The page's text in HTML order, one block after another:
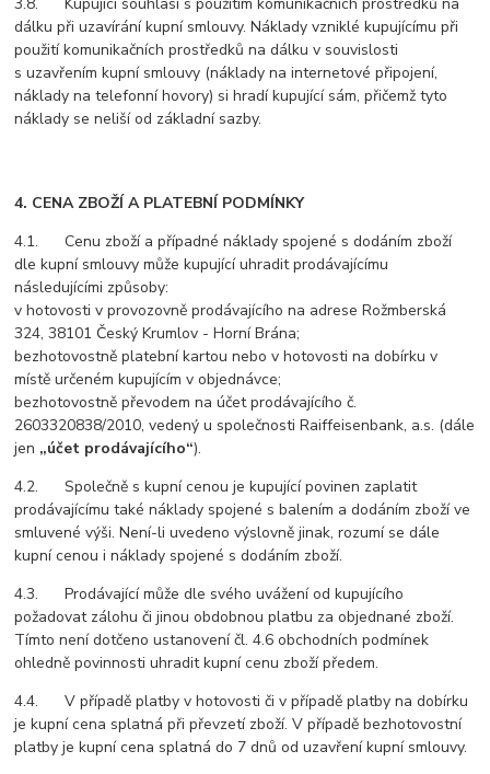
dálku při uzavírání kupní smlouvy. Náklady vzniklé kupujícímu při
použití komunikačních prostředků na dálku v souvislosti
s uzavřením kupní smlouvy (náklady na internetové připojení,
náklady na telefonní hovory) si hradí kupující sám, přičemž tyto
náklady se neliší od základní sazby.
4. CENA ZBOŽÍ A PLATEBNÍ PODMÍNKY
4.1. Cenu zboží a případné náklady spojené s dodáním zboží
dle kupní smlouvy může kupující uhradit prodávajícímu
následujícími způsoby:
v hotovosti v provozovně prodávajícího na adreseRožmberská
324, 38101 Český Krumlov - Horní Brána;
bezhotovostně platební kartou nebo v hotovosti na dobírku v
místě určeném kupujícím v objednávce;
bezhotovostně převodem na účet prodávajícího č.
2603320838/2010, vedený u společnosti Raiffeisenbank, a.s. (dále
jen „účet prodávajícího“).
4.2. Společně s kupní cenou je kupující povinen zaplatit
prodávajícímu také náklady spojené s balením a dodáním zboží ve
smluvené výši. Není-li uvedeno výslovně jinak, rozumí se dále
kupní cenou i náklady spojené s dodáním zboží.
4.3. Prodávající může dle svého uvážení od kupujícího
požadovat zálohu či jinou obdobnou platbu za objednané zboží.
Tímto není dotčeno ustanovení čl. 4.6 obchodních podmínek
ohledně povinnosti uhradit kupní cenu zboží předem.
4.4. V případě platby v hotovosti či v případě platby na dobírku
je kupní cena splatná při převzetí zboží. V případě bezhotovostní
platby je kupní cena splatná do 7 dnů od uzavření kupní smlouvy.